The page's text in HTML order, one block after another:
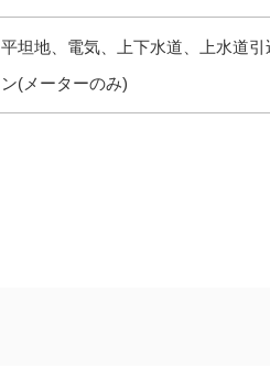
平坦地、電気、上下水道、上水道
ン(メーターのみ)